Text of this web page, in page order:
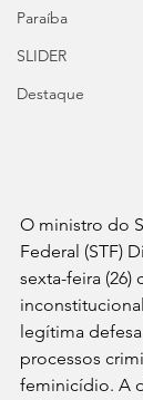
Paraíba
SLIDER
Destaque
O ministro do
Federal (STF)
sexta-feira (26)
legítima
processos
feminicídio. A